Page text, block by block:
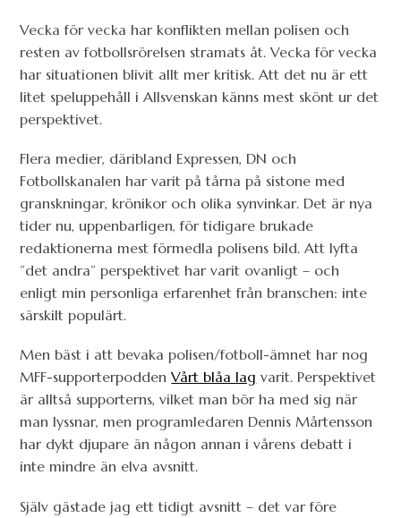
Vecka för vecka har konflikten mellan polisen och
resten av fotbollsrörelsen stramats åt. Vecka för vecka
har situationen blivit allt mer kritisk. Att det nu är ett
litet speluppehåll i Allsvenskan känns mest skönt ur det
perspektivet.
Flera medier, däribland Expressen, DN och
Fotbollskanalen har varit på tårna på sistone med
granskningar, krönikor och olika synvinkar. Det är nya
tider nu, uppenbarligen, för tidigare brukade
redaktionerna mest förmedla polisens bild. Att lyfta
”det andra” perspektivet har varit ovanligt – och
enligt min personliga erfarenhet från branschen: inte
särskilt populärt.
Men bäst i att bevaka polisen/fotboll-ämnet har nog
MFF-supporterpoddenVårt blåa lag varit. Perspektivet
är alltså supporterns, vilket man bör ha med sig när
man lyssnar, men programledaren Dennis Mårtensson
har dykt djupare än någon annan i vårens debatt i
inte mindre än elva avsnitt.
Själv gästade jag ett tidigt avsnitt – det var före